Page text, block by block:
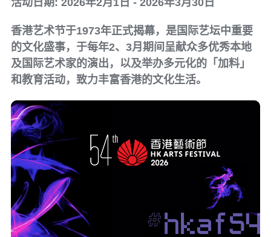
活动日期: 2026年2月1日 - 2026年3月30日
香港艺术节于1973年正式揭幕，是国际艺坛中重要
的文化盛事，于每年2、3月期间呈献众多优秀本地
及国际艺术家的演出，以及举办多元化的「加料」
和教育活动，致力丰富香港的文化生活。